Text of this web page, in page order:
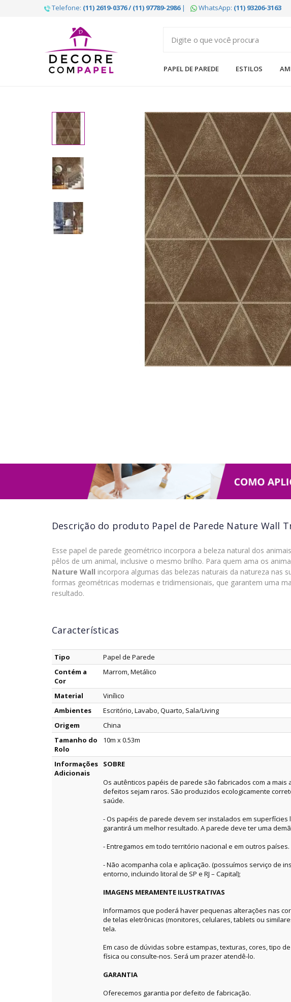
Telefone: (11) 2619-0376 / (11) 97789-2986| WhatsApp: (11) 93206-3163
PAPEL DE PAREDE ESTILOS
Decore
com
papel
pioneira
em
venda
de
Papel
de
Parede
Descrição do produto Papel de Parede Nature Wall
Esse papel de parede geométrico incorpora a beleza natural dos
pêlos de um animal, inclusive o mesmo brilho. Para quem ama os
Nature Wall incorpora algumas das belezas naturais da natureza nas
formas geométricas modernas e tridimensionais, que garantem uma
resultado.
Características
Tipo
Papel de Parede
Contém a
Cor
Marrom, Metálico
Material
Vinílico
Ambientes
Escritório, Lavabo, Quarto, Sala/Living
Origem
China
Tamanho do
Rolo
10m x 0.53m
Informações
Adicionais
SOBRE
Os autênticos papéis de parede são fabricados com a
defeitos sejam raros. São produzidos ecologicamente
saúde.
- Os papéis de parede devem ser instalados em superfícies
garantirá um melhor resultado. A parede deve ter uma
- Entregamos em todo território nacional e em outros países.
- Não acompanha cola e aplicação. (possuímos serviço de
entorno, incluindo litoral de SP e RJ – Capital);
IMAGENS MERAMENTE ILUSTRATIVAS
Informamos que poderá haver pequenas alterações nas
de telas eletrônicas (monitores, celulares, tablets ou
tela.
Em caso de dúvidas sobre estampas, texturas, cores, tipo
física ou consulte-nos. Será um prazer atendê-lo.
GARANTIA
Oferecemos garantia por defeito de fabricação.